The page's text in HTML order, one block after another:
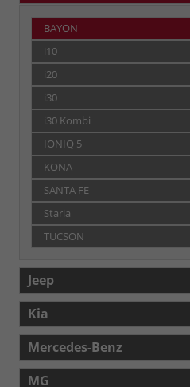
BAYON
i10
i20
i30
i30 Kombi
IONIQ 5
KONA
SANTA FE
Staria
TUCSON
Jeep
Kia
Mercedes-Benz
MG